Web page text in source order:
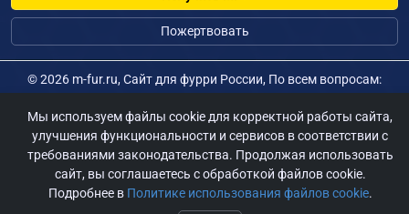
Пожертвовать
©2026 m-fur.ru, Сайт для фурри России, По всем вопросам:
Мы используем файлы cookie для корректной работы сайта,
улучшения функциональности и сервисов в соответствии с
требованиями законодательства. Продолжая использовать
сайт, вы соглашаетесь с обработкой файлов cookie.
Подробнее в Политике использования файлов cookie.